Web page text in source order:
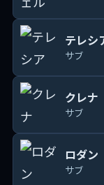
テレシ
サブ
クレナ
サブ
ロダン
サブ